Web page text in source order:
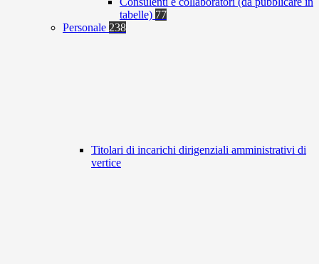
tabelle) 77
Personale 238
Titolari di incarichi dirigenziali amministrativi di
vertice